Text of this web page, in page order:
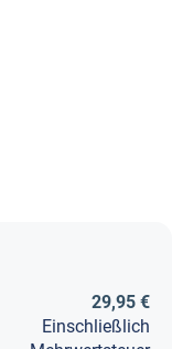
29,95 €
Einschließlich